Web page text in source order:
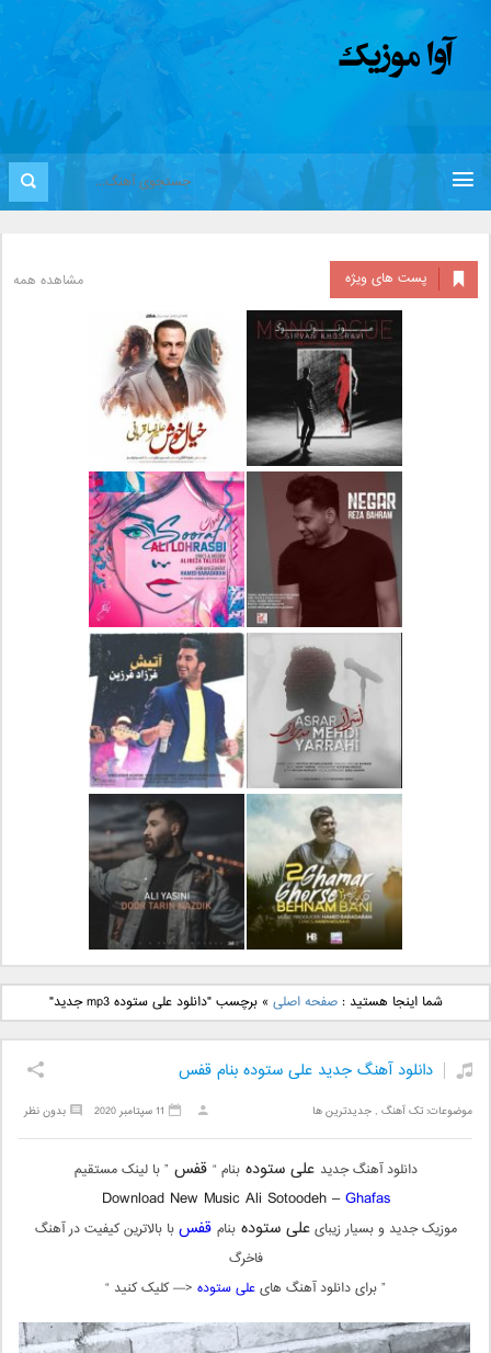
پست های ویژه مشاهده همه
دانلود آلبوم جدید سیروان
خسروی بنام مونولوگ
دانلود آهنگ جدید علیرضا
قربانی بنام خیال خوش
دانلود آهنگ جدید رضا
بهرام بنام نگار
دانلود آهنگ جدید علی
لهراسبی بنام صورت
دانلود آهنگ جدید مهدی
یراحی بنام اسرار
دانلود آهنگ جدید فرزاد
فرزین بنام آتیش
دانلود آهنگ جدید بهنام
بانی بنام قرص قمر 2
دانلود آهنگ جدید علی
یاسینی بنام دورترین نزدیک
شما اینجا هستید :صفحه اصلی »برچسب "دانلود علی ستوده mp3 جدید"
دانلود آهنگ جدید علی ستوده بنام قفس
موضوعات:تک آهنگ ,جدیدترین ها بدون نظر 11 سپتامبر 2020
دانلود آهنگ جدید علی ستودهبنام “ قفس” با لینک مستقیم
Download New Music Ali Sotoodeh –Ghafas
موزیک جدید و بسیار زیبایعلی ستودهبنام قفسبا بالاترین کیفیت در آهنگ
فاخرگ
” برای دانلود آهنگ هایعلی ستوده <— کلیک کنید “